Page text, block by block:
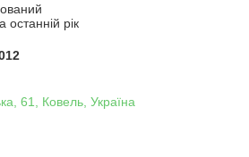
останній рік
61, Ковель, Україна